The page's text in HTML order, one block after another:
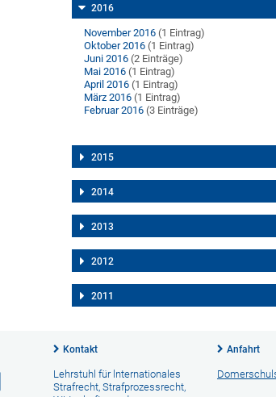
2016
November 2016 (1 Eintrag)
Oktober 2016 (1 Eintrag)
Juni 2016 (2 Einträge)
Mai 2016 (1 Eintrag)
April 2016 (1 Eintrag)
März 2016 (1 Eintrag)
Februar 2016 (3 Einträge)
2015
2014
2013
2012
2011
Kontakt
Lehrstuhl für lnternationales
Strafrecht, Strafprozessrecht,
Anfahrt